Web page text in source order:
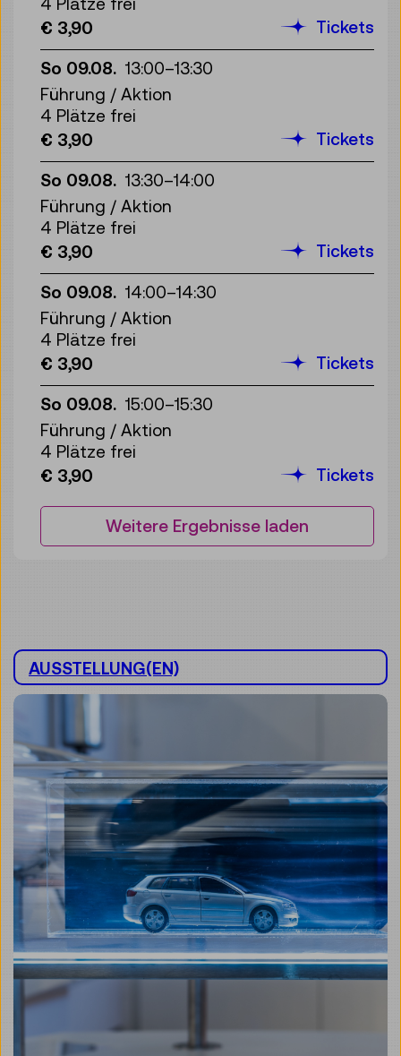
€ 3,90
Tickets
So 09.08. 13:00–13:30
Führung / Aktion
4 Plätze frei
€ 3,90
Tickets
So 09.08. 13:30–14:00
Führung / Aktion
4 Plätze frei
€ 3,90
Tickets
So 09.08. 14:00–14:30
Führung / Aktion
4 Plätze frei
€ 3,90
Tickets
So 09.08. 15:00–15:30
Führung / Aktion
4 Plätze frei
€ 3,90
Tickets
Weitere Ergebnisse laden
AUSSTELLUNG(EN)